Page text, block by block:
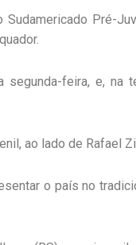
Sudamericado Pré-
segunda-feira,e, na
ao lado de Rafael
o país no